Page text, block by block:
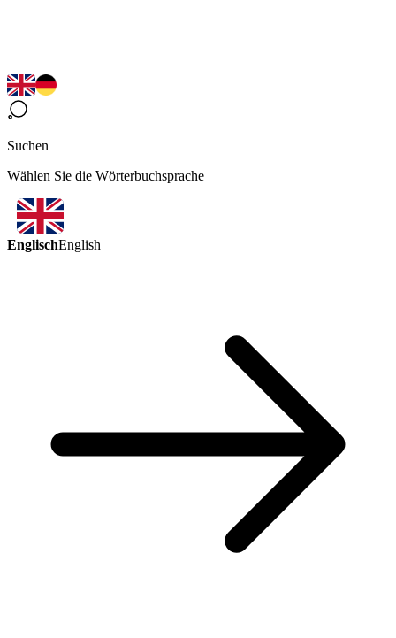
Suchen
Wählen Sie die Wörterbuchsprache
EnglischEnglish